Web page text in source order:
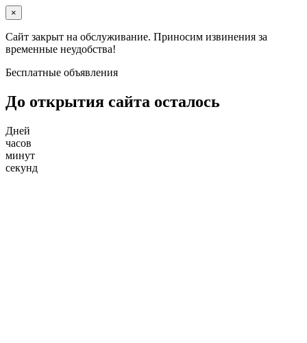
×
Сайт закрыт на обслуживание. Приносим извинения за
временные неудобства!
Бесплатные объявления
До открытия сайта осталось
Дней
часов
минут
секунд